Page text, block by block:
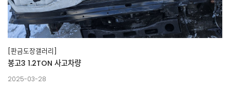
[판금도장갤러리]
봉고3 1.2TON 사고차량
2025-03-28